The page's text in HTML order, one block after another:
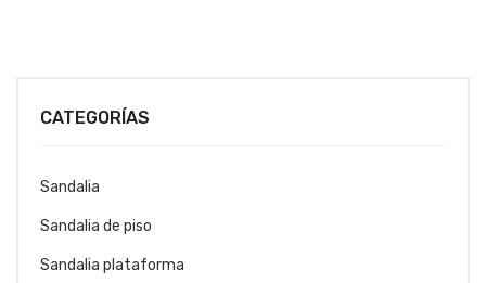
CATEGORÍAS
Sandalia
Sandalia de piso
Sandalia plataforma